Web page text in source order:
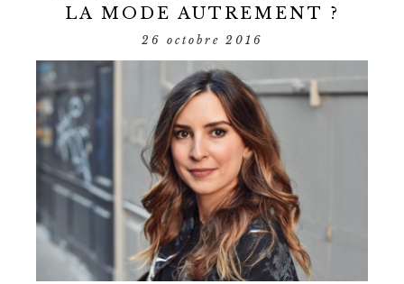
LA MODE AUTREMENT ?
26 octobre 2016